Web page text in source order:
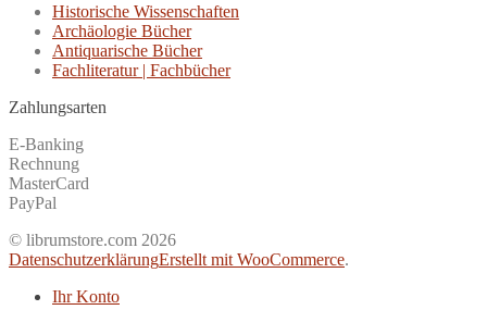
Historische Wissenschaften
Archäologie Bücher
Antiquarische Bücher
Fachliteratur | Fachbücher
Zahlungsarten
E-Banking
Rechnung
MasterCard
PayPal
© librumstore.com 2026
DatenschutzerklärungErstellt mit WooCommerce.
Ihr Konto